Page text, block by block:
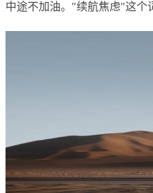
中途不加油。"续航焦虑"这个